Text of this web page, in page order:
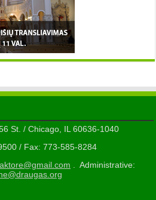
St. / Chicago, IL 60636-1040
/ Fax: 773-585-8284
. Administrative: